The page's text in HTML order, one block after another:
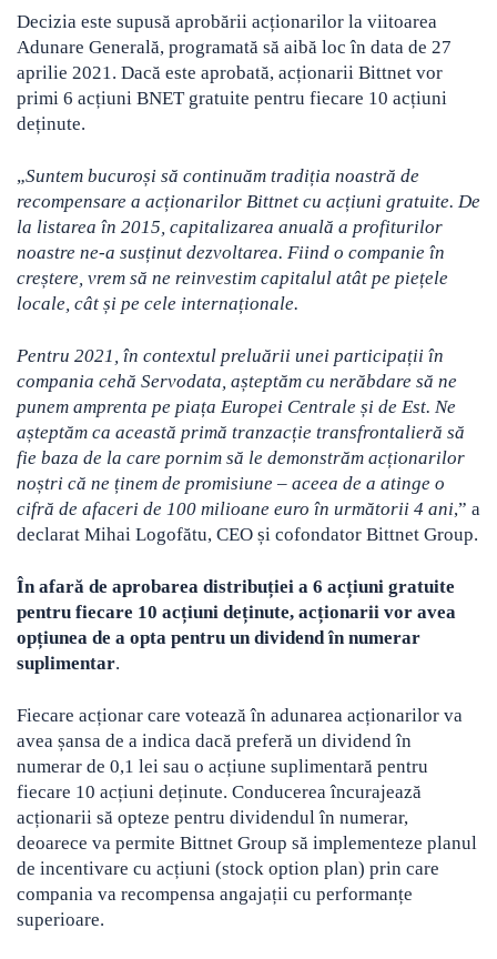
Decizia este supusă aprobării acționarilor la viitoarea
Adunare Generală, programată să aibă loc în data de 27
aprilie 2021. Dacă este aprobată, acționarii Bittnet vor
primi 6 acțiuni BNET gratuite pentru fiecare 10 acțiuni
deținute.
„Suntem bucuroși să continuăm tradiția noastră de
recompensare a acționarilor Bittnet cu acțiuni gratuite. De
la listarea în 2015, capitalizarea anuală a profiturilor
noastre ne-a susținut dezvoltarea. Fiind o companie în
creștere, vrem să ne reinvestim capitalul atât pe piețele
locale, cât și pe cele internaționale.
Pentru 2021, în contextul preluării unei participații în
compania cehă Servodata, așteptăm cu nerăbdare să ne
punem amprenta pe piața Europei Centrale și de Est. Ne
așteptăm ca această primă tranzacție transfrontalieră să
fie baza de la care pornim să le demonstrăm acționarilor
noștri că ne ținem de promisiune – aceea de a atinge o
cifră de afaceri de 100 milioane euro în următorii 4 ani,” a
declarat Mihai Logofătu, CEO și cofondator Bittnet Group.
În afară de aprobarea distribuției a 6 acțiuni gratuite
pentru fiecare 10 acțiuni deținute, acționarii vor avea
opțiunea de a opta pentru un dividend în numerar
suplimentar.
Fiecare acționar care votează în adunarea acționarilor va
avea șansa de a indica dacă preferă un dividend în
numerar de 0,1 lei sau o acțiune suplimentară pentru
fiecare 10 acțiuni deținute. Conducerea încurajează
acționarii să opteze pentru dividendul în numerar,
deoarece va permite Bittnet Group să implementeze planul
de incentivare cu acțiuni (stock option plan) prin care
compania va recompensa angajații cu performanțe
superioare.